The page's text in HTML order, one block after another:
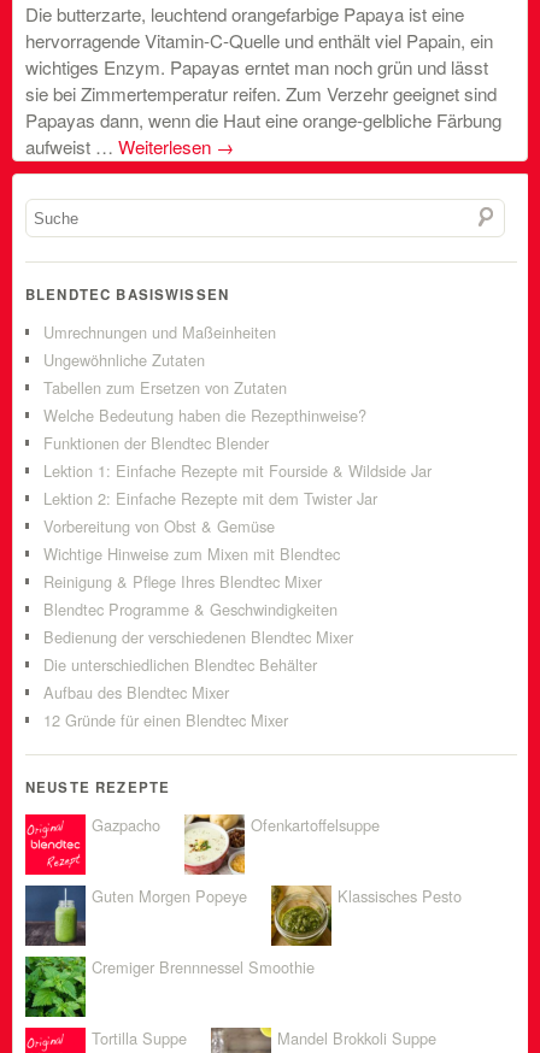
Die butterzarte, leuchtend orangefarbige Papaya ist eine
hervorragende Vitamin-C-Quelle und enthält viel Papain, ein
wichtiges Enzym. Papayas erntet man noch grün und lässt
sie bei Zimmertemperatur reifen. Zum Verzehr geeignet sind
Papayas dann, wenn die Haut eine orange-gelbliche Färbung
aufweist … Weiterlesen →
BLENDTEC BASISWISSEN
Umrechnungen und Maßeinheiten
Ungewöhnliche Zutaten
Tabellen zum Ersetzen von Zutaten
Welche Bedeutung haben die Rezepthinweise?
Funktionen der Blendtec Blender
Lektion 1: Einfache Rezepte mit Fourside & Wildside Jar
Lektion 2: Einfache Rezepte mit dem Twister Jar
Vorbereitung von Obst & Gemüse
Wichtige Hinweise zum Mixen mit Blendtec
Reinigung & Pflege Ihres Blendtec Mixer
Blendtec Programme & Geschwindigkeiten
Bedienung der verschiedenen Blendtec Mixer
Die unterschiedlichen Blendtec Behälter
Aufbau des Blendtec Mixer
12 Gründe für einen Blendtec Mixer
NEUSTE REZEPTE
Gazpacho Ofenkartoffelsuppe
Guten Morgen Popeye Klassisches Pesto
Cremiger Brennnessel Smoothie
Tortilla Suppe Mandel Brokkoli Suppe